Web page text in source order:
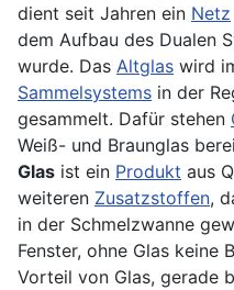
dient seit Jahren ein Netz
dem Aufbau des Dualen
wurde. Das Altglas wird
Sammelsystems in der
gesammelt. Dafür stehen
Weiß- und Braunglas
Glas ist ein Produkt aus
weiteren Zusatzstoffen,
in der Schmelzwanne
Fenster, ohne Glas keine
Vorteil von Glas, gerade